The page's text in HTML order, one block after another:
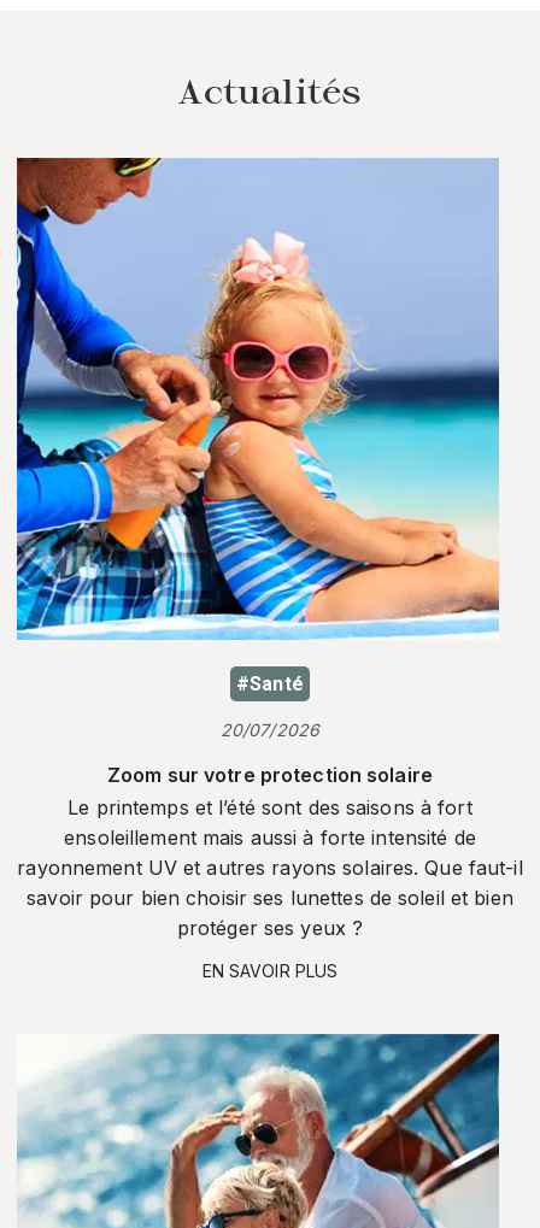
Actualités
#Santé
20/07/2026
Zoom sur votre protection solaire
Le printemps et l’été sont des saisons à fort
ensoleillement mais aussi à forte intensité de
rayonnement UV et autres rayons solaires. Que faut-il
savoir pour bien choisir ses lunettes de soleil et bien
protéger ses yeux ?
EN SAVOIR PLUS